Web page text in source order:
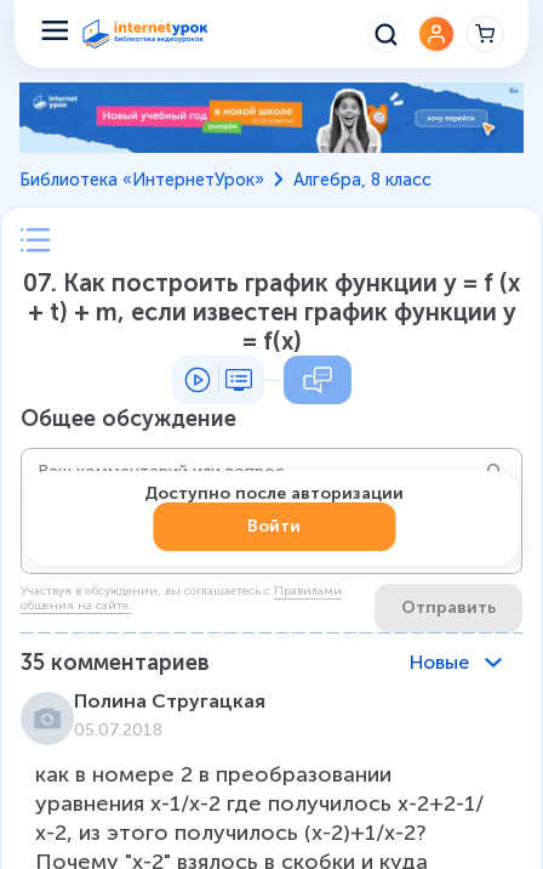
Библиотека «ИнтернетУрок» Алгебра, 8 класс
07. Как построить график функции у = f (x
+ t) + m, если известен график функции у
= f(x)
Общее обсуждение
Участвуя в обсуждении, вы соглашаетесь c Правилами
общения на сайте.
Отправить
Доступно после авторизации
Войти
35 комментариев
Новые
Полина Стругацкая
05.07.2018
как в номере 2 в преобразовании
уравнения х-1/х-2 где получилось х-2+2-1/
х-2, из этого получилось (х-2)+1/х-2?
Почему "х-2" взялось в скобки и куда